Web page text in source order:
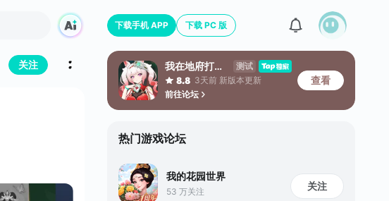
关注
下载手机 APP 下载 PC 版
我在地府打麻将 测试
8.8 3天前 新版本更新
前往论坛
查看
热门游戏论坛
我的花园世界
53 万关注 关注